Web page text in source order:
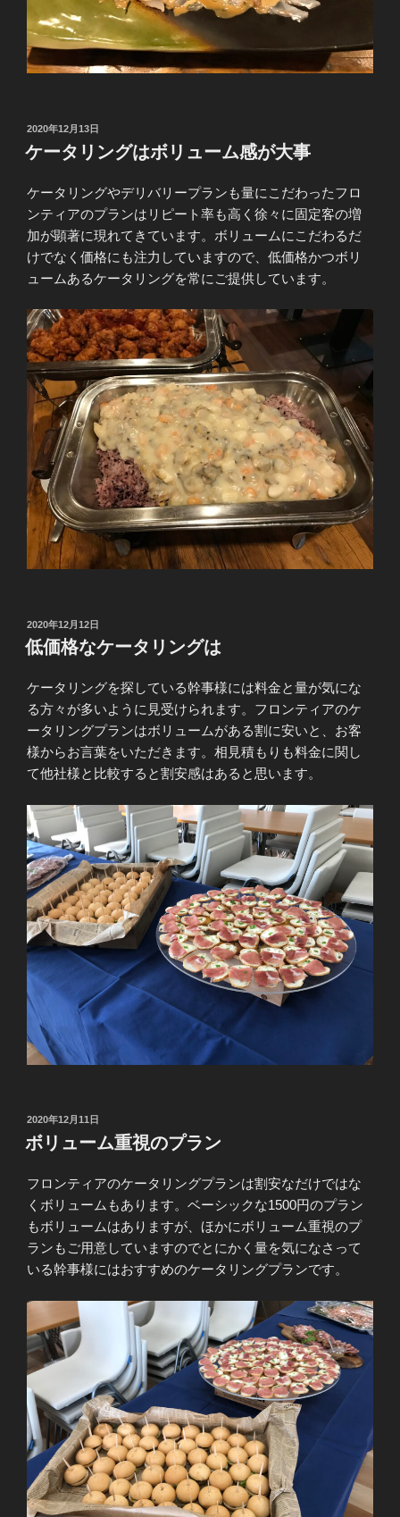
投
稿
日:
2020年12月13日
ケータリングはボリューム感が大事
ケータリングやデリバリープランも量にこだわったフロ
ンティアのプランはリピート率も高く徐々に固定客の増
加が顕著に現れてきています。ボリュームにこだわるだ
けでなく価格にも注力していますので、低価格かつボリ
ュームあるケータリングを常にご提供しています。
投
稿
日:
2020年12月12日
低価格なケータリングは
ケータリングを探している幹事様には料金と量が気にな
る方々が多いように見受けられます。フロンティアのケ
ータリングプランはボリュームがある割に安いと、お客
様からお言葉をいただきます。相見積もりも料金に関し
て他社様と比較すると割安感はあると思います。
投
稿
日:
2020年12月11日
ボリューム重視のプラン
フロンティアのケータリングプランは割安なだけではな
くボリュームもあります。ベーシックな1500円のプラン
もボリュームはありますが、ほかにボリューム重視のプ
ランもご用意していますのでとにかく量を気になさって
いる幹事様にはおすすめのケータリングプランです。